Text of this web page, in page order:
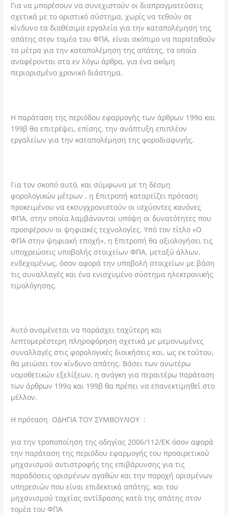
Για να μπορέσουν να συνεχιστούν οι διαπραγματεύσεις
σχετικά με το οριστικό σύστημα, χωρίς να τεθούν σε
κίνδυνο τα διαθέσιμα εργαλεία για την καταπολέμηση της
απάτης στον τομέα του ΦΠΑ, είναι σκόπιμο να παραταθούν
τα μέτρα για την καταπολέμηση της απάτης, τα οποία
αναφέρονται στα εν λόγω άρθρα, για ένα ακόμη
περιορισμένο χρονικό διάστημα.
Η παράταση της περιόδου εφαρμογής των άρθρων 199α και
199β θα επιτρέψει, επίσης, την ανάπτυξη επιπλέον
εργαλείων για την καταπολέμηση της φοροδιαφυγής.
Για τον σκοπό αυτό, και σύμφωνα με τη δέσμη
φορολογικών μέτρων , η Επιτροπή καταρτίζει πρόταση
προκειμένου να εκσυγχρονιστούν οι ισχύοντες κανόνες
ΦΠΑ, στην οποία λαμβάνονται υπόψη οι δυνατότητες που
προσφέρουν οι ψηφιακές τεχνολογίες. Υπό τον τίτλο «Ο
ΦΠΑ στην ψηφιακή εποχή», η Επιτροπή θα αξιολογήσει τις
υποχρεώσεις υποβολής στοιχείων ΦΠΑ, μεταξύ άλλων,
ενδεχομένως, όσον αφορά την υποβολή στοιχείων με βάση
τις συναλλαγές και ένα ενισχυμένο σύστημα ηλεκτρονικής
τιμολόγησης.
Αυτό αναμένεται να παράσχει ταχύτερη και
λεπτομερέστερη πληροφόρηση σχετικά με μεμονωμένες
συναλλαγές στις φορολογικές διοικήσεις και, ως εκ τούτου,
θα μειώσει τον κίνδυνο απάτης. Βάσει των ανωτέρω
νομοθετικών εξελίξεων, η ανάγκη για περαιτέρω παράταση
των άρθρων 199α και 199β θα πρέπει να επανεκτιμηθεί στο
μέλλον.
Η πρόταση ΟΔΗΓΙΑ ΤΟΥ ΣΥΜΒΟΥΛΙΟΥ :
για την τροποποίηση της οδηγίας 2006/112/ΕΚ όσον αφορά
την παράταση της περιόδου εφαρμογής του προαιρετικού
μηχανισμού αντιστροφής της επιβάρυνσης για τις
παραδόσεις ορισμένων αγαθών και την παροχή ορισμένων
υπηρεσιών που είναι επιδεκτικά απάτης, και του
μηχανισμού ταχείας αντίδρασης κατά της απάτης στον
τομέα του ΦΠΑ